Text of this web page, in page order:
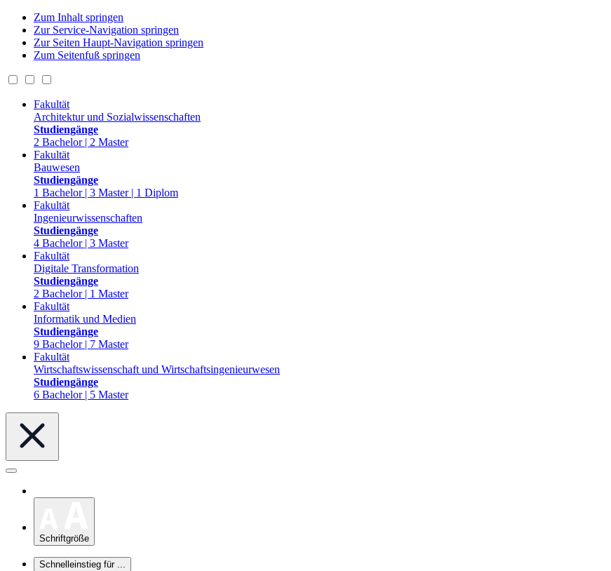
Zum Inhalt springen
Zur Service-Navigation springen
Zur Seiten Haupt-Navigation springen
Zum Seitenfuß springen
Fakultät
Architektur und Sozialwissenschaften
Studiengänge
2 Bachelor | 2 Master
Fakultät
Bauwesen
Studiengänge
1 Bachelor | 3 Master | 1 Diplom
Fakultät
Ingenieurwissenschaften
Studiengänge
4 Bachelor | 3 Master
Fakultät
Digitale Transformation
Studiengänge
2 Bachelor | 1 Master
Fakultät
Informatik und Medien
Studiengänge
9 Bachelor | 7 Master
Fakultät
Wirtschaftswissenschaft und Wirtschaftsingenieurwesen
Studiengänge
6 Bachelor | 5 Master
Schriftgröße
Schnelleinstieg für ...